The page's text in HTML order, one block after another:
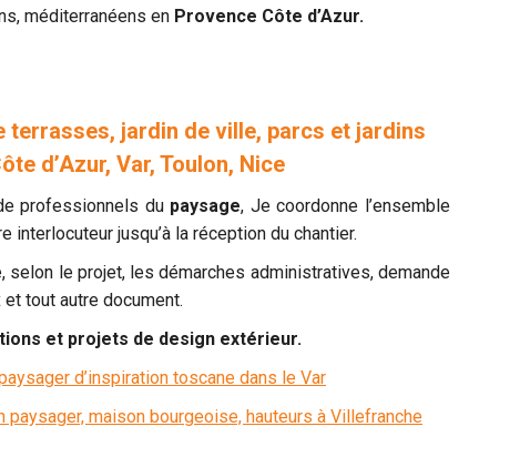
méditerranéens en Provence Côte d’Azur.
terrasses, jardin de ville, parcs et jardins
d’Azur, Var, Toulon, Nice
professionnels dupaysage, Je coordonne l’ensemble
interlocuteur jusqu’à la réception du chantier.
selon le projet, les démarches administratives, demande
et tout autre document.
et projets de design extérieur.
d’inspiration toscane dans le Var
paysager, maison bourgeoise, hauteurs à Villefranche